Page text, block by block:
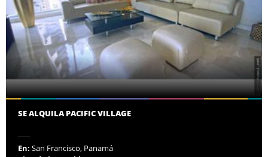
SE ALQUILA PACIFIC VILLAGE
En: San Francisco, Panamá